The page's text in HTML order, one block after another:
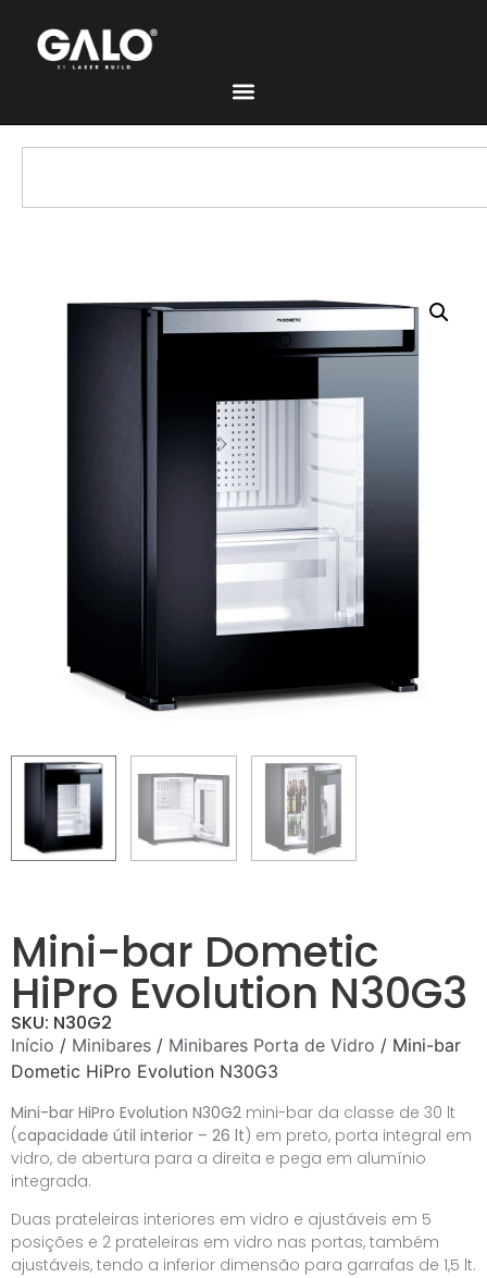
Mini-bar Dometic
HiPro Evolution N30G3
SKU: N30G2
Início / Minibares / Minibares Porta de Vidro / Mini-bar
Dometic HiPro Evolution N30G3
Mini-bar HiPro Evolution N30G2 mini-bar da classe de 30 lt
(capacidade útil interior – 26 lt) em preto, porta integral em
vidro, de abertura para a direita e pega em alumínio
integrada.
Duas prateleiras interiores em vidro e ajustáveis em 5
posições e 2 prateleiras em vidro nas portas, também
ajustáveis, tendo a inferior dimensão para garrafas de 1,5 lt.